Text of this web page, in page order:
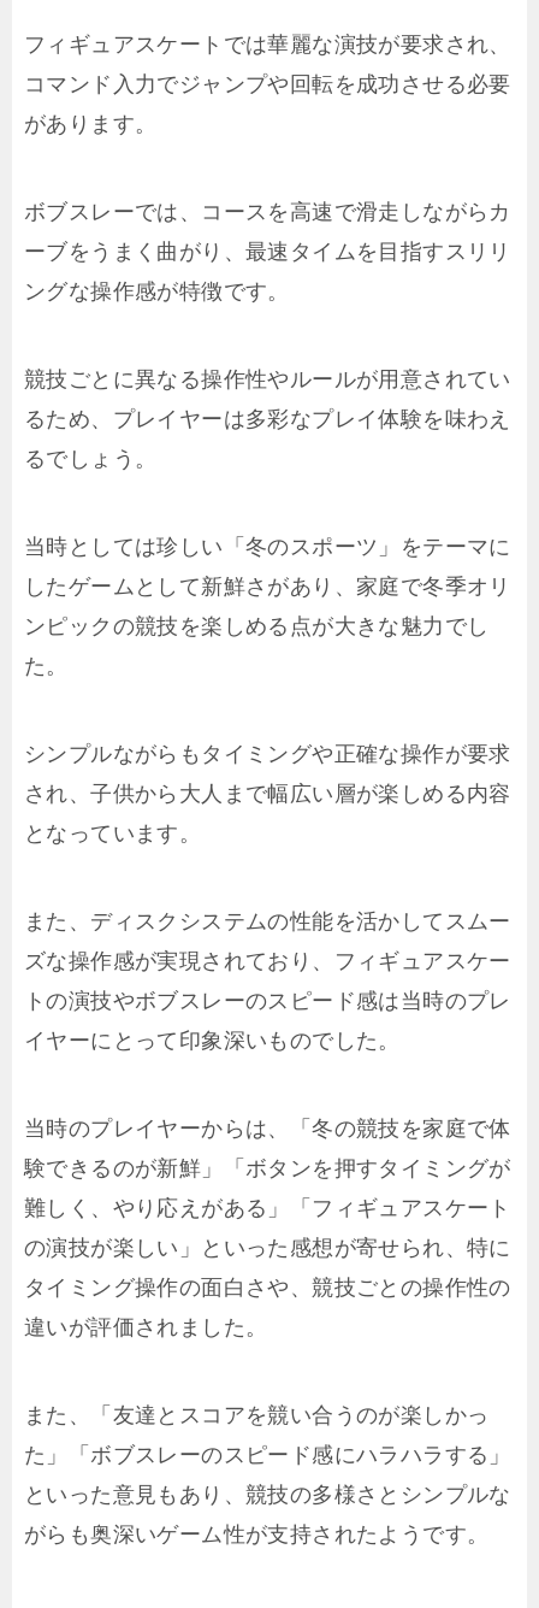
フィギュアスケートでは華麗な演技が要求され、
コマンド入力でジャンプや回転を成功させる必要
があります。
ボブスレーでは、コースを高速で滑走しながらカ
ーブをうまく曲がり、最速タイムを目指すスリリ
ングな操作感が特徴です。
競技ごとに異なる操作性やルールが用意されてい
るため、プレイヤーは多彩なプレイ体験を味わえ
るでしょう。
当時としては珍しい「冬のスポーツ」をテーマに
したゲームとして新鮮さがあり、家庭で冬季オリ
ンピックの競技を楽しめる点が大きな魅力でし
た。
シンプルながらもタイミングや正確な操作が要求
され、子供から大人まで幅広い層が楽しめる内容
となっています。
また、ディスクシステムの性能を活かしてスムー
ズな操作感が実現されており、フィギュアスケー
トの演技やボブスレーのスピード感は当時のプレ
イヤーにとって印象深いものでした。
当時のプレイヤーからは、「冬の競技を家庭で体
験できるのが新鮮」「ボタンを押すタイミングが
難しく、やり応えがある」「フィギュアスケート
の演技が楽しい」といった感想が寄せられ、特に
タイミング操作の面白さや、競技ごとの操作性の
違いが評価されました。
また、「友達とスコアを競い合うのが楽しかっ
た」「ボブスレーのスピード感にハラハラする」
といった意見もあり、競技の多様さとシンプルな
がらも奥深いゲーム性が支持されたようです。